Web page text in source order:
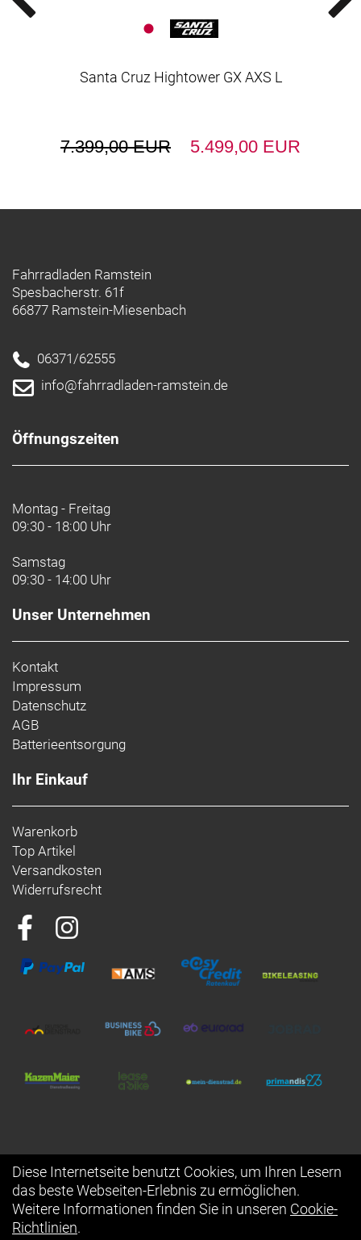
Santa Cruz Hightower GX AXS L
7.399,00 EUR 5.499,00 EUR
Fahrradladen Ramstein
Spesbacherstr. 61f
66877 Ramstein-Miesenbach
06371/62555
info@fahrradladen-ramstein.de
Öffnungszeiten
Montag - Freitag
09:30 - 18:00 Uhr
Samstag
09:30 - 14:00 Uhr
Unser Unternehmen
Kontakt
Impressum
Datenschutz
AGB
Batterieentsorgung
Ihr Einkauf
Warenkorb
Top Artikel
Versandkosten
Widerrufsrecht
Diese Internetseite benutzt Cookies, um Ihren Lesern
das beste Webseiten-Erlebnis zu ermöglichen.
Weitere Informationen finden Sie in unseren Cookie-
Richtlinien.
Auftrag widerrufen